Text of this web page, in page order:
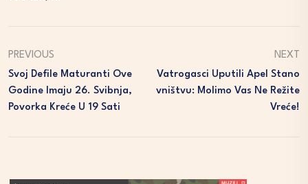
PREVIOUS
Svoj Defile Maturanti Ove
Godine Imaju 26. Svibnja,
Povorka Kreće U 19 Sati
NEXT
Vatrogasci Uputili Apel Stano
Vništvu: Molimo Vas Ne Režite
Vreće!